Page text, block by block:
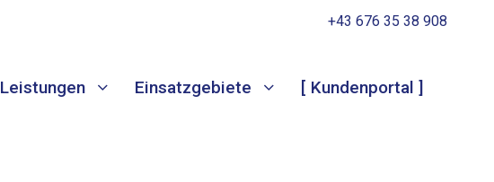
+43 676 35 38 908
Leistungen Einsatzgebiete [ Kundenportal ]